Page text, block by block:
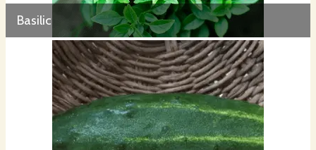
Basilic